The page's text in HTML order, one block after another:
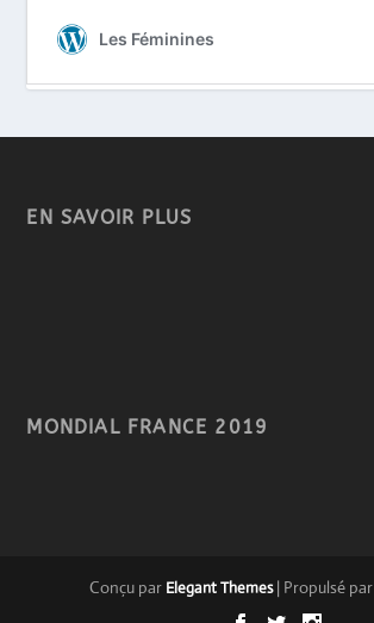
EN SAVOIR PLUS
MONDIAL FRANCE 2019
Conçu par Elegant Themes| Propulsé par